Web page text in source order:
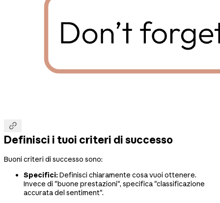

Definisci i tuoi criteri di successo
Buoni criteri di successo sono:
Specifici:Definisci chiaramente cosa vuoi ottenere.
Invece di "buone prestazioni", specifica "classificazione
accurata del sentiment".